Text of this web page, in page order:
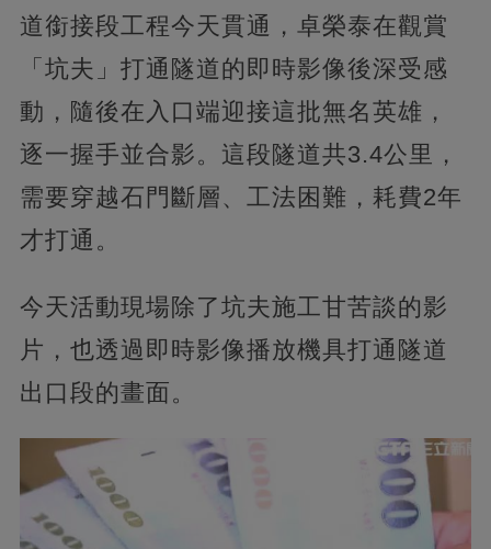
道銜接段工程今天貫通，卓榮泰在觀賞
「坑夫」打通隧道的即時影像後深受感
動，隨後在入口端迎接這批無名英雄，
逐一握手並合影。這段隧道共3.4公里，
需要穿越石門斷層、工法困難，耗費2年
才打通。
今天活動現場除了坑夫施工甘苦談的影
片，也透過即時影像播放機具打通隧道
出口段的畫面。